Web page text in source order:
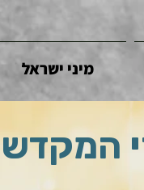
מיני ישראל
המקדש